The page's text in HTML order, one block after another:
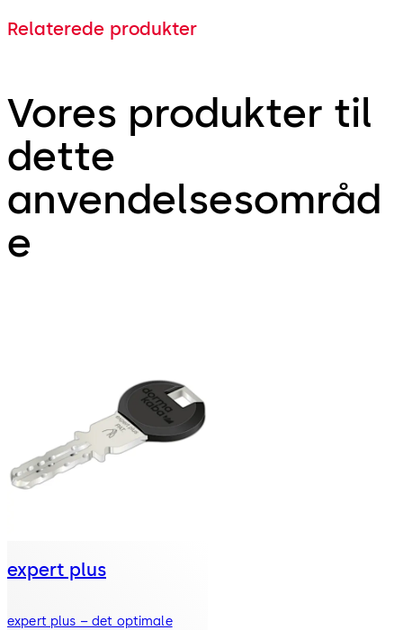
Relaterede produkter
Vores produkter til
dette
anvendelsesområd
e
expert plus
expert plus – det optimale